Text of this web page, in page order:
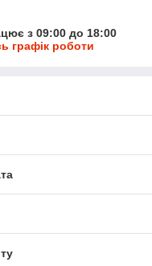
з 09:00 до 18:00
графік роботи